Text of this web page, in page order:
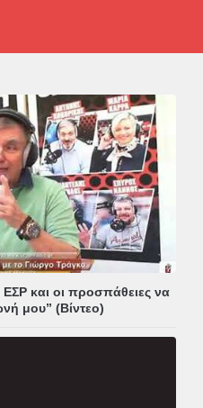
και οι προσπάθειες να
μου” (Βίντεο)